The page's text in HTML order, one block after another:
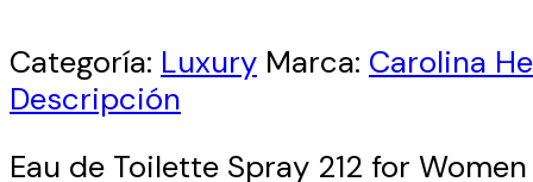
Categoría: Luxury Marca: Carolina
Descripción
Eau de Toilette Spray 212 for